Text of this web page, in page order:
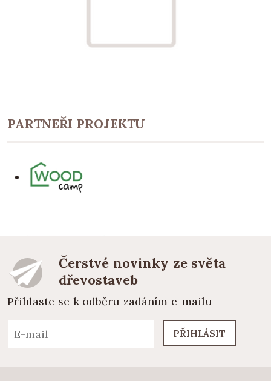
PARTNEŘI PROJEKTU
Čerstvé novinky ze světa
dřevostaveb
Přihlaste se k odběru zadáním e-mailu
PŘIHLÁSIT